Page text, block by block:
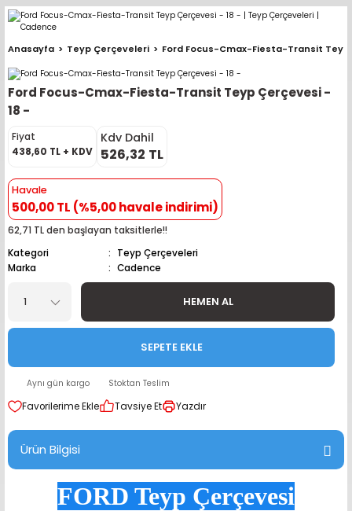
Geri Dön
Geri Dön
Teypler
Geri Dön
Geri Dön
Hoparlör Takımları
Takımları
Hoparlör Takımları
Takımları
Takımları
Hoparlör Takımları
Hoparlör Takımları
Geri Dön
Geri Dön
Geri Dön
Geri Dön
İçinden Ekran Çıkan )
Geri Dön
Anasayfa Teyp Çerçeveleri Ford Focus-Cmax-Fiesta-Transit Teyp
Ford Focus-Cmax-Fiesta-Transit Teyp Çerçevesi -
18 -
Fiyat
438,60 TL + KDV
Kdv Dahil
526,32 TL
Havale
500,00 TL (%5,00 havale indirimi)
62,71 TL den başlayan taksitlerle!!
Kategori
Teyp Çerçeveleri
Marka
Cadence
HEMEN AL
SEPETE EKLE
Aynı gün kargo Stoktan Teslim
Tavsiye Et Yazdır
Ürün Bilgisi
FORD Teyp Çerçevesi